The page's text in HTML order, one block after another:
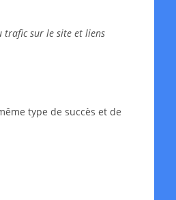
trafic sur le site et liens
type de succès et de